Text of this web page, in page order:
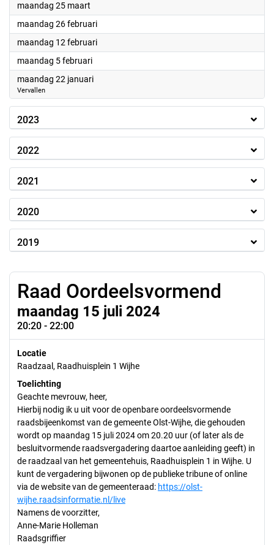
maandag 25 maart
maandag 26 februari2024
maandag 12 februari2024
maandag 5 februari2024
maandag 22 januari2024
Vervallen
2023
2022
2021
2020
2019
Raad Oordeelsvormend
maandag 15 juli 2024
20:20 - 22:00
Locatie
Raadzaal, Raadhuisplein 1 Wijhe
Toelichting
Geachte mevrouw, heer,
Hierbij nodig ik u uit voor de openbare oordeelsvormende
raadsbijeenkomst van de gemeente Olst-Wijhe, die gehouden
wordt op maandag 15 juli 2024 om 20.20 uur (of later als de
besluitvormende raadsvergadering daartoe aanleiding geeft) in
de raadzaal van het gemeentehuis, Raadhuisplein 1 in Wijhe. U
kunt de vergadering bijwonen op de publieke tribune of online
via de website van de gemeenteraad: https://olst-
wijhe.raadsinformatie.nl/live
Namens de voorzitter,
Anne-Marie Holleman
Raadsgriffier